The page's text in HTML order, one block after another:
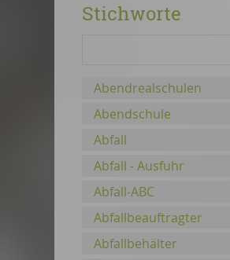
Stichworte
Abendrealschulen
Abendschule
Abfall
Abfall - Ausfuhr
Abfall-ABC
Abfallbeauftragter
Abfallbehälter